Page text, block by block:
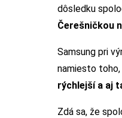
dôsledku
Čerešničkou
Samsung pri
namiesto
rýchlejší a aj
Zdá sa, že